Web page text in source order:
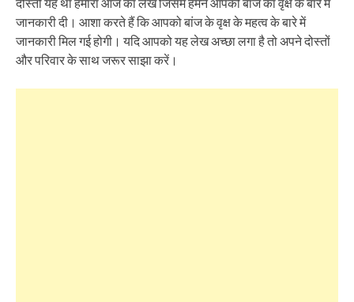
जानकारी दी। आशा करते हैं कि आपको बांज के वृक्ष के महत्व के बारे में
जानकारी मिल गई होगी। यदि आपको यह लेख अच्छा लगा है तो अपने दोस्तों
और परिवार के साथ जरूर साझा करें।